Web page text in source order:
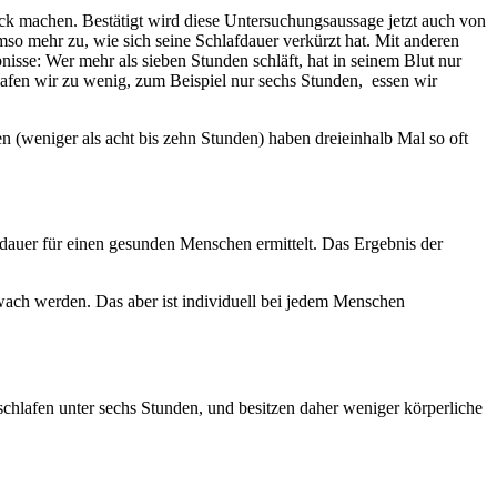
machen. Bestätigt wird diese Untersuchungsaussage jetzt auch von
mehr zu, wie sich seine Schlafdauer verkürzt hat. Mit anderen
Wer mehr als sieben Stunden schläft, hat in seinem Blut nur
wir zu wenig, zum Beispiel nur sechs Stunden, essen wir
(weniger als acht bis zehn Stunden) haben dreieinhalb Mal so oft
für einen gesunden Menschen ermittelt. Das Ergebnis der
werden. Das aber ist individuell bei jedem Menschen
unter sechs Stunden, und besitzen daher weniger körperliche